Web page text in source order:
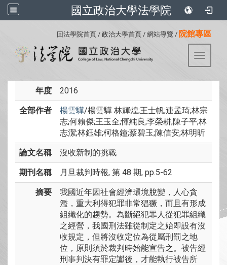
國立政治大學法學院
回法學院首頁 / 政治大學首頁 / 網站導覽 / 院館專區
Toggle
年度 2016
全部作者 楊雲驊/楊雲驊 林輝煌;王士帆;連孟琦;林宗
志;何賴傑;王玉全;惲純良;李榮耕;陳子平;林
志潔;林鈺雄;柯格鐘;蔡碧玉;陳信安;林明昕
論文名稱 沒收新制的挑戰
期刊名稱 月旦裁判時報, 第 48 期, pp.5-62
摘要
我國近年因社會經濟環境脫變，人心貪
濫，重大利得犯罪非常猖獗，而且有形成
組織化的趨勢。為斷絕犯罪人從犯罪組織
之經營，我國刑法雖從制定之始即設有沒
收規定，但將沒收定位為從屬刑罰之地
位，原則須於裁判時始能宣告之。被告經
刑事判決有罪定讞後，才能執行被告所